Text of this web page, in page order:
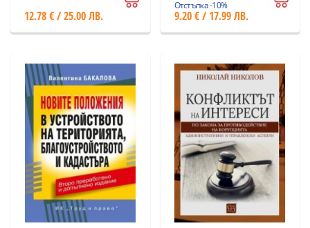
12.78 € / 25.00 ЛВ.
процесуален
кодекс
Отстъпка -10%
9.20 € / 17.99 ЛВ.